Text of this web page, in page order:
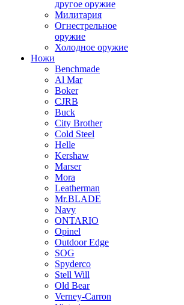
другое оружие
Милитария
Огнестрельное
оружие
Холодное оружие
Ножи
Benchmade
Al Mar
Boker
CJRB
Buck
City Brother
Cold Steel
Helle
Kershaw
Marser
Mora
Leatherman
Mr.BLADE
Navy
ONTARIO
Opinel
Outdoor Edge
SOG
Spyderco
Stell Will
Old Bear
Verney-Carron